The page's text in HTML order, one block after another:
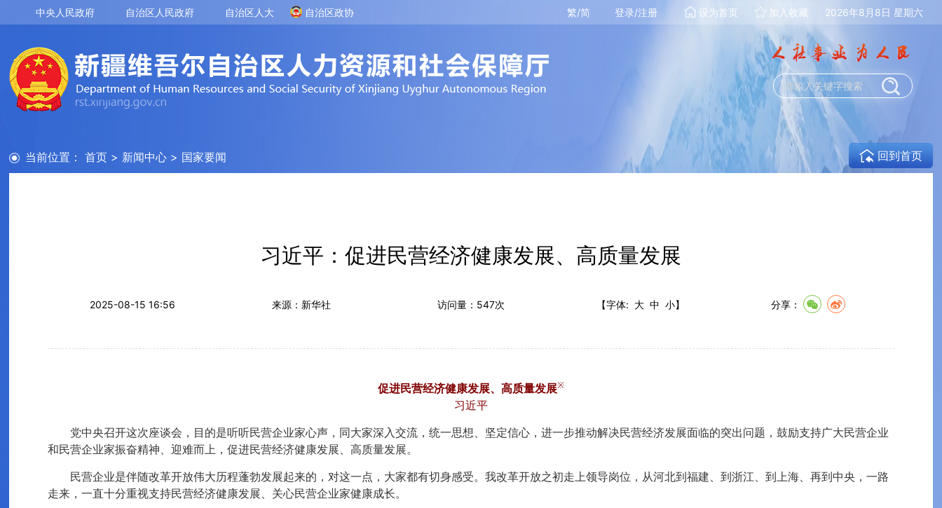
中央人民政府 自治区人民政府 自治区人大 自治区政协 2026年8月8日 星期六
加入收藏
设为首页
登录/注册
繁/简
当前位置： 首页 > 新闻中心 > 国家要闻 回到首页
习近平：促进民营经济健康发展、高质量发展
2025-08-15 16:56 来源：新华社 访问量： 547次 【字体: 大 中 小】 分享：
促进民营经济健康发展、高质量发展※
习近平
党中央召开这次座谈会，目的是听听民营企业家心声，同大家深入交流，统一思想、坚定信心，进一步推动解决民营经济发展面临的突出问题，鼓励支持广大民营企业
和民营企业家振奋精神、迎难而上，促进民营经济健康发展、高质量发展。
民营企业是伴随改革开放伟大历程蓬勃发展起来的，对这一点，大家都有切身感受。我改革开放之初走上领导岗位，从河北到福建、到浙江、到上海、再到中央，一路
走来，一直十分重视支持民营经济健康发展、关心民营企业家健康成长。